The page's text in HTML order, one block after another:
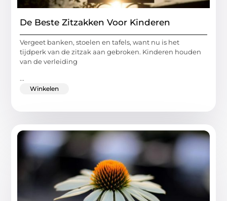
De Beste Zitzakken Voor Kinderen
Vergeet banken, stoelen en tafels, want nu is het
tijdperk van de zitzak aan gebroken. Kinderen houden
van de verleiding
...
Winkelen